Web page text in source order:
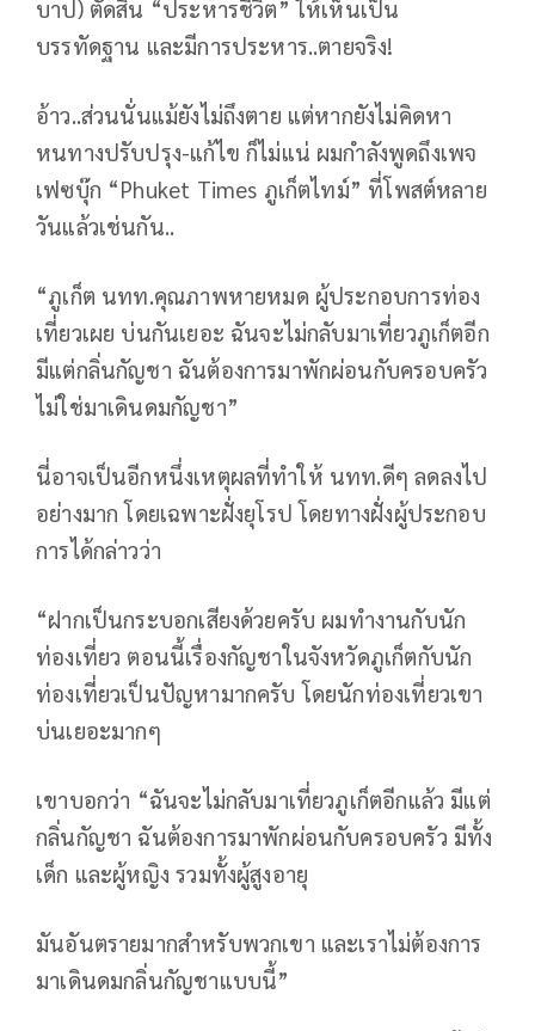
บาป) ตัดสิน “ประหารชีวิต” ให้เห็นเป็น
บรรทัดฐาน และมีการประหาร..ตายจริง!
อ้าว..ส่วนนั่นแม้ยังไม่ถึงตาย แต่หากยังไม่คิดหา
หนทางปรับปรุง-แก้ไข ก็ไม่แน่ ผมกำลังพูดถึงเพจ
เฟซบุ๊ก “Phuket Times ภูเก็ตไทม์” ที่โพสต์หลาย
วันแล้วเช่นกัน..
“ภูเก็ต นทท.คุณภาพหายหมด ผู้ประกอบการท่อง
เที่ยวเผย บ่นกันเยอะ ฉันจะไม่กลับมาเที่ยวภูเก็ตอีก
มีแต่กลิ่นกัญชา ฉันต้องการมาพักผ่อนกับครอบครัว
ไม่ใช่มาเดินดมกัญชา”
นี่อาจเป็นอีกหนึ่งเหตุผลที่ทำให้ นทท.ดีๆ ลดลงไป
อย่างมาก โดยเฉพาะฝั่งยุโรป โดยทางฝั่งผู้ประกอบ
การได้กล่าวว่า
“ฝากเป็นกระบอกเสียงด้วยครับ ผมทำงานกับนัก
ท่องเที่ยว ตอนนี้เรื่องกัญชาในจังหวัดภูเก็ตกับนัก
ท่องเที่ยวเป็นปัญหามากครับ โดยนักท่องเที่ยวเขา
บ่นเยอะมากๆ
เขาบอกว่า “ฉันจะไม่กลับมาเที่ยวภูเก็ตอีกแล้ว มีแต่
กลิ่นกัญชา ฉันต้องการมาพักผ่อนกับครอบครัว มีทั้ง
เด็ก และผู้หญิง รวมทั้งผู้สูงอายุ
มันอันตรายมากสำหรับพวกเขา และเราไม่ต้องการ
มาเดินดมกลิ่นกัญชาแบบนี้”